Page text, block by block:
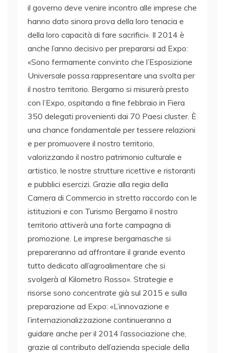
il governo deve venire incontro alle imprese che
hanno dato sinora prova della loro tenacia e
della loro capacità di fare sacrifici». Il 2014 è
anche l’anno decisivo per prepararsi ad Expo:
«Sono fermamente convinto che l’Esposizione
Universale possa rappresentare una svolta per
il nostro territorio. Bergamo si misurerà presto
con l’Expo, ospitando a fine febbraio in Fiera
350 delegati provenienti dai 70 Paesi cluster. È
una chance fondamentale per tessere relazioni
e per promuovere il nostro territorio,
valorizzando il nostro patrimonio culturale e
artistico, le nostre strutture ricettive e ristoranti
e pubblici esercizi. Grazie alla regia della
Camera di Commercio in stretto raccordo con le
istituzioni e con Turismo Bergamo il nostro
territorio attiverà una forte campagna di
promozione. Le imprese bergamasche si
prepareranno ad affrontare il grande evento
tutto dedicato all’agroalimentare che si
svolgerà al Kilometro Rosso». Strategie e
risorse sono concentrate già sul 2015 e sulla
preparazione ad Expo: «L’innovazione e
l’internazionalizzazione continueranno a
guidare anche per il 2014 l’associazione che,
grazie al contributo dell’azienda speciale della